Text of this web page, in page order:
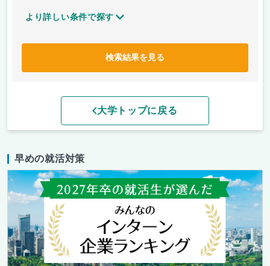
より詳しい条件で探す
検索結果を見る
大学トップに戻る
早めの就活対策